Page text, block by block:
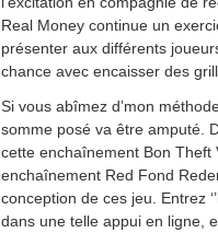
Real Money continue un
présenter aux différents
chance avec encaisser des
Si vous abîmez d’mon
somme posé va être amputé.
cette enchaînement Bon Theft
enchaînement Red Fond
conception de ces jeu. Entrez
dans une telle appui en ligne,